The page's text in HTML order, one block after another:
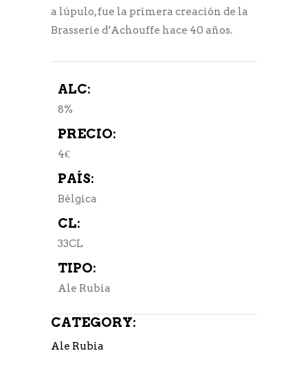
a lúpulo, fue la primera creación de la
Brasserie d’Achouffe hace 40 años.
ALC:
8%
PRECIO:
4€
PAÍS:
Bélgica
CL:
33CL
TIPO:
Ale Rubia
CATEGORY:
Ale Rubia